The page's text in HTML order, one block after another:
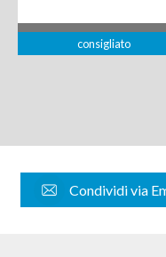
consigliato
Condividi via